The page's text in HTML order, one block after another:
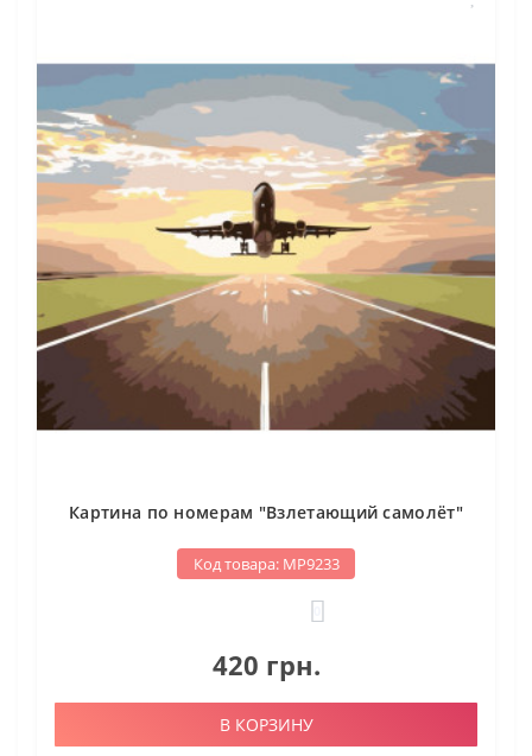
Картина по номерам "Взлетающий самолёт"
Код товара: МР9233
420 грн.
В КОРЗИНУ